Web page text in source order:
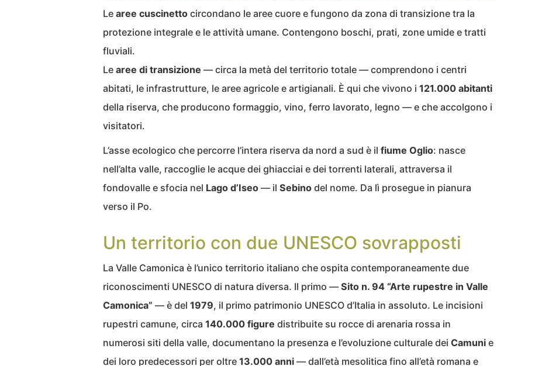
Le aree cuscinetto circondano le aree cuore e fungono da zona di transizione tra la
protezione integrale e le attività umane. Contengono boschi, prati, zone umide e tratti
fluviali.
Le aree di transizione — circa la metà del territorio totale — comprendono i centri
abitati, le infrastrutture, le aree agricole e artigianali. È qui che vivono i 121.000 abitanti
della riserva, che producono formaggio, vino, ferro lavorato, legno — e che accolgono i
visitatori.
L’asse ecologico che percorre l’intera riserva da nord a sud è il fiume Oglio: nasce
nell’alta valle, raccoglie le acque dei ghiacciai e dei torrenti laterali, attraversa il
fondovalle e sfocia nel Lago d’Iseo — il Sebino del nome. Da lì prosegue in pianura
verso il Po.
Un territorio con due UNESCO sovrapposti
La Valle Camonica è l’unico territorio italiano che ospita contemporaneamente due
riconoscimenti UNESCO di natura diversa. Il primo — Sito n. 94 “Arte rupestre in Valle
Camonica” — è del 1979, il primo patrimonio UNESCO d’Italia in assoluto. Le incisioni
rupestri camune, circa 140.000 figure distribuite su rocce di arenaria rossa in
numerosi siti della valle, documentano la presenza e l’evoluzione culturale dei Camuni e
dei loro predecessori per oltre 13.000 anni — dall’età mesolitica fino all’età romana e